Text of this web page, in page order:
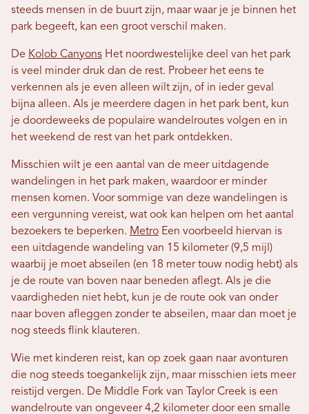
steeds mensen in de buurt zijn, maar waar je je binnen het
park begeeft, kan een groot verschil maken.
De Kolob Canyons Het noordwestelijke deel van het park
is veel minder druk dan de rest. Probeer het eens te
verkennen als je even alleen wilt zijn, of in ieder geval
bijna alleen. Als je meerdere dagen in het park bent, kun
je doordeweeks de populaire wandelroutes volgen en in
het weekend de rest van het park ontdekken.
Misschien wilt je een aantal van de meer uitdagende
wandelingen in het park maken, waardoor er minder
mensen komen. Voor sommige van deze wandelingen is
een vergunning vereist, wat ook kan helpen om het aantal
bezoekers te beperken. Metro Een voorbeeld hiervan is
een uitdagende wandeling van 15 kilometer (9,5 mijl)
waarbij je moet abseilen (en 18 meter touw nodig hebt) als
je de route van boven naar beneden aflegt. Als je die
vaardigheden niet hebt, kun je de route ook van onder
naar boven afleggen zonder te abseilen, maar dan moet je
nog steeds flink klauteren.
Wie met kinderen reist, kan op zoek gaan naar avonturen
die nog steeds toegankelijk zijn, maar misschien iets meer
reistijd vergen. De Middle Fork van Taylor Creek is een
wandelroute van ongeveer 4,2 kilometer door een smalle